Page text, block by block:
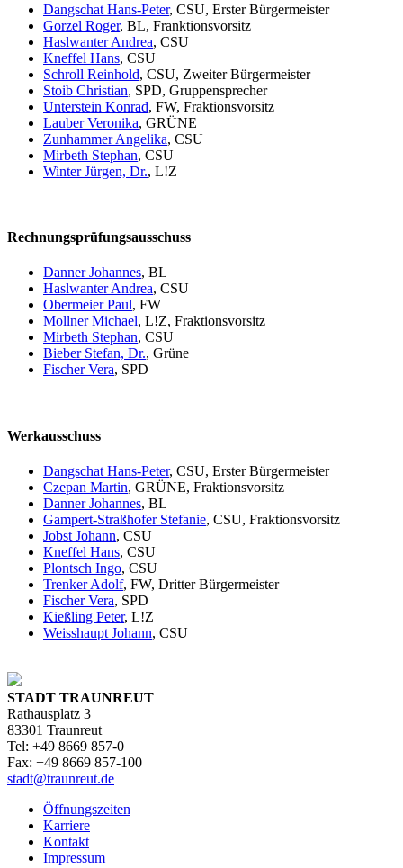
Dangschat Hans-Peter, CSU, Erster Bürgermeister
Gorzel Roger, BL, Franktionsvorsitz
Haslwanter Andrea, CSU
Kneffel Hans, CSU
Schroll Reinhold, CSU, Zweiter Bürgermeister
Stoib Christian, SPD, Gruppensprecher
Unterstein Konrad, FW, Fraktionsvorsitz
Lauber Veronika, GRÜNE
Zunhammer Angelika, CSU
Mirbeth Stephan, CSU
Winter Jürgen, Dr., L!Z
Rechnungsprüfungsausschuss
Danner Johannes, BL
Haslwanter Andrea, CSU
Obermeier Paul, FW
Mollner Michael, L!Z, Fraktionsvorsitz
Mirbeth Stephan, CSU
Bieber Stefan, Dr., Grüne
Fischer Vera, SPD
Werkausschuss
Dangschat Hans-Peter, CSU, Erster Bürgermeister
Czepan Martin, GRÜNE, Fraktionsvorsitz
Danner Johannes, BL
Gampert-Straßhofer Stefanie, CSU, Fraktionsvorsitz
Jobst Johann, CSU
Kneffel Hans, CSU
Plontsch Ingo, CSU
Trenker Adolf, FW, Dritter Bürgermeister
Fischer Vera, SPD
Kießling Peter, L!Z
Weisshaupt Johann, CSU
STADT TRAUNREUT
Rathausplatz 3
83301 Traunreut
Tel: +49 8669 857-0
Fax: +49 8669 857-100
stadt@traunreut.de
Öffnungszeiten
Karriere
Kontakt
Impressum